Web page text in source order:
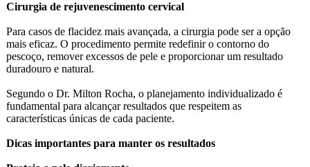
Cirurgia de rejuvenescimento cervical
Para casos de flacidez mais avançada, a cirurgia pode ser a opção
mais eficaz. O procedimento permite redefinir o contorno do
pescoço, remover excessos de pele e proporcionar um resultado
duradouro e natural.
Segundo o Dr. Milton Rocha, o planejamento individualizado é
fundamental para alcançar resultados que respeitem as
características únicas de cada paciente.
Dicas importantes para manter os resultados